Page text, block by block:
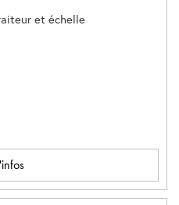
et échelle